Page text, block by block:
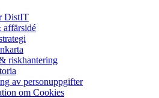
DistIT
affärsidé
riskhantering
av personuppgifter
om Cookies